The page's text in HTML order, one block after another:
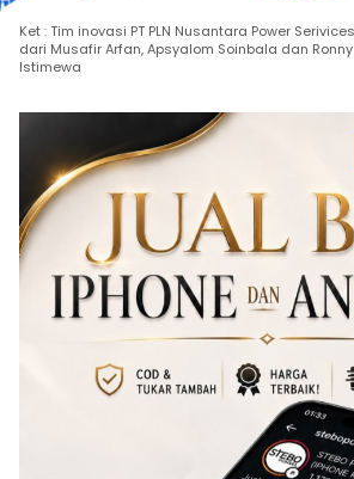
Ket : Tim inovasi PT PLN Nusantara Power
dari Musafir Arfan, Apsyalom Soinbala dan
Istimewa